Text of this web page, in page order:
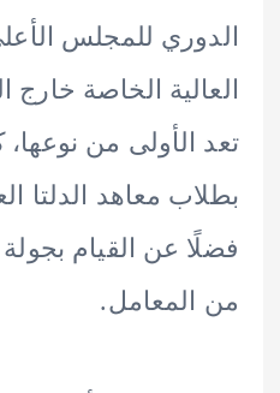
للمجلس الأعلى
الخاصة خارج
من نوعها، كما
معاهد الدلتا العليا
عن القيام بجولة